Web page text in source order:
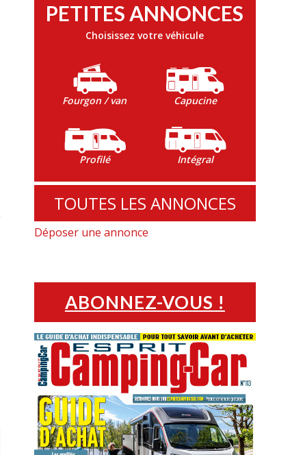
PETITES ANNONCES
Choisissez votre véhicule
Fourgon / van Capucine
Profilé Intégral
TOUTES LES ANNONCES
Déposer une annonce
ABONNEZ-VOUS !